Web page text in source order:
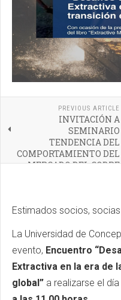
PREVIOUS ARTICLE
INVITACIÓN A
SEMINARIO
TENDENCIA DEL
COMPORTAMIENTO DEL
MERCADO DEL COBRE
Estimados socios,
La Universidad de
evento, Encuentro
Extractiva en la era de
global” a realizarse el día